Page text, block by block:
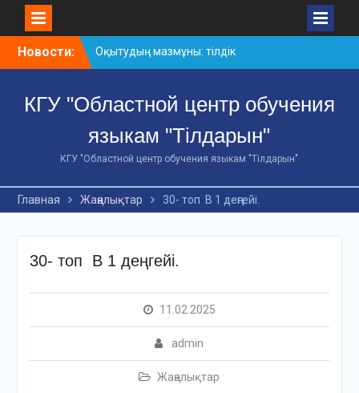
Новости:
Оқытудың мазмұны: тілдік
дағдылар және
стратегиялар
АХМЕТ БАЙТҰРСЫНҰЛЫ
АТЫНДАҒЫ «ҮЗДІК
ОҚЫТУШЫ-2026»
«Мемлекеттік тіл –
Тәуелсіздік символы»
КГУ "Областной центр обучения
языкам "Тілдарын"
КГУ "Областной центр обучения языкам "Тілдарын"
Главная Жаңалықтар 30- топ В 1 деңгейі.
30- топ В 1 деңгейі.
11.02.2025
admin
Жаңалықтар